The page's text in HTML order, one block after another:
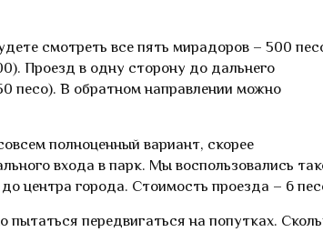
смотреть все пять мирадоров – 500
Проезд в одну сторону до дальнего
песо). В обратном направлении можно
полноценный вариант, скорее
входа в парк. Мы воспользовались
центра города. Стоимость проезда – 6
передвигаться на попутках.